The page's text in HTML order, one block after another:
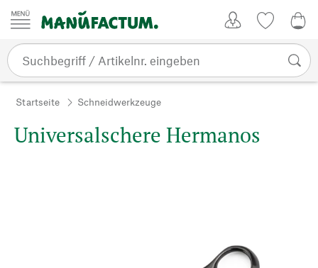
Zum Inhalt springen
Startseite Schneidwerkzeuge
Universalschere Hermanos